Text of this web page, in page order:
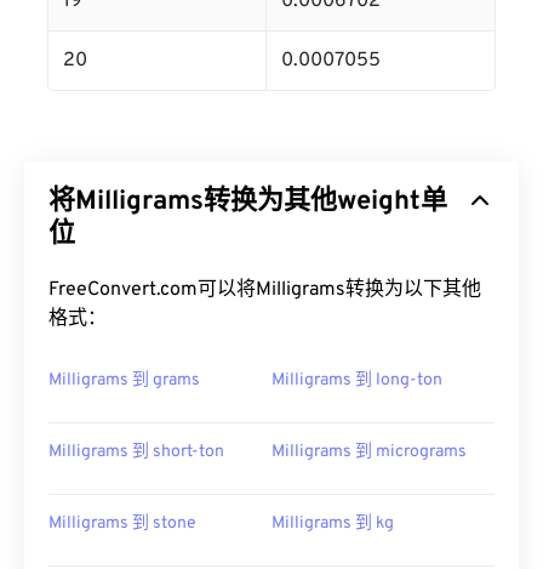
20 0.0007055
将Milligrams转换为其他weight单
位
FreeConvert.com可以将Milligrams转换为以下其他
格式：
Milligrams 到 grams Milligrams 到 long-ton
Milligrams 到 short-ton Milligrams 到 micrograms
Milligrams 到 stone Milligrams 到 kg